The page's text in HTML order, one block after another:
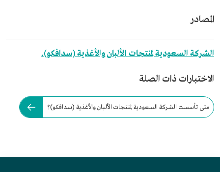
المصادر
الشركة السعودية لمنتجات الألبان والأغذية (سدافكو).
الاختبارات ذات الصلة
متى تأسست الشركة السعودية لمنتجات الألبان والأغذية (سدافكو)؟